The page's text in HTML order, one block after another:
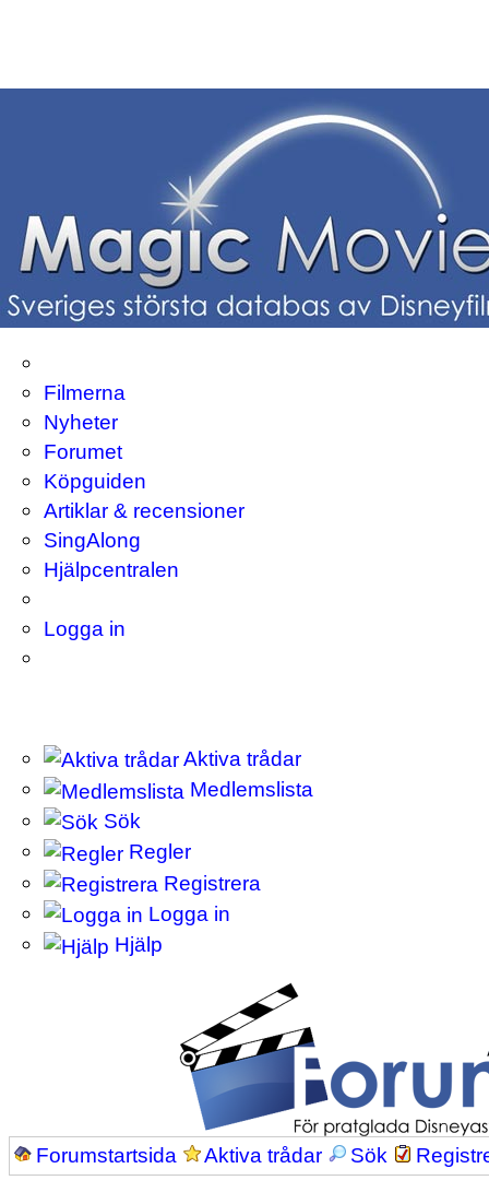
Filmerna
Nyheter
Forumet
Köpguiden
Artiklar & recensioner
SingAlong
Hjälpcentralen
Logga in
Aktiva trådar
Medlemslista
Sök
Regler
Registrera
Logga in
Hjälp
Forumstartsida Aktiva trådar Sök